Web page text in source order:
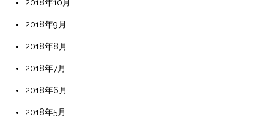
2018年10月
2018年9月
2018年8月
2018年7月
2018年6月
2018年5月